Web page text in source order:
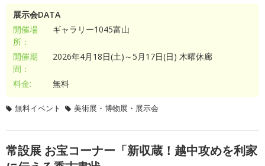
展示会DATA
開催場
所：
ギャラリー1045富山
開催期
間：
2026年4月18日(土)～5月17日(日) 木曜休廊
料金: 無料
無料イベント 美術展・博物展・展示会
常設展 お宝コーナー「新収蔵！越中攻めを利家